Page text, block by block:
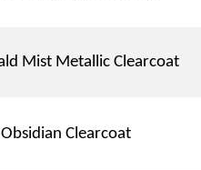
Mist Metallic Clearcoat
Obsidian Clearcoat